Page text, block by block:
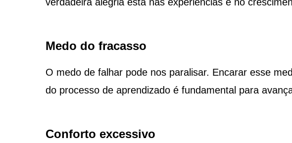
Medo do fracasso
O medo de falhar pode nos paralisar. Encarar esse
do processo de aprendizado é fundamental para
Conforto excessivo